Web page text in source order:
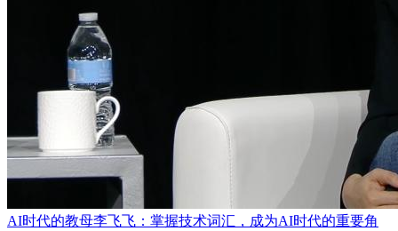
AI时代的教母李飞飞：掌握技术词汇，成为AI时代的重要角